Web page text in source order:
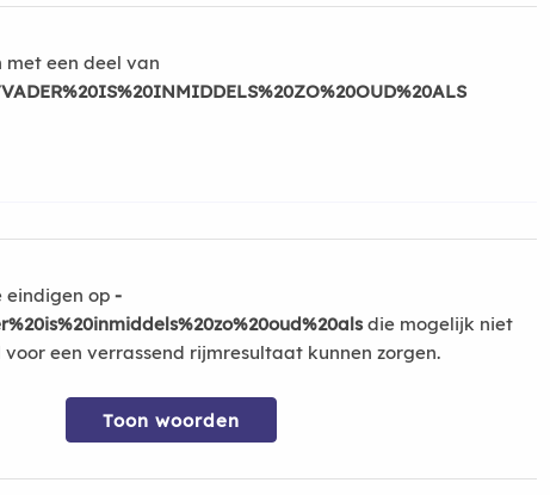
met een deel van
eindigen op -
die mogelijk niet
een verrassend rijmresultaat kunnen zorgen.
Toon woorden